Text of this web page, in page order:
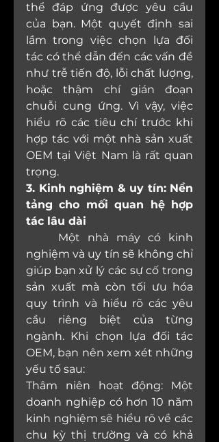
thể đáp ứng được yêu cầu
của bạn. Một quyết định sai
lầm trong việc chọn lựa đối
tác có thể dẫn đến các vấn đề
như trễ tiến độ, lỗi chất lượng,
hoặc thậm chí gián đoạn
chuỗi cung ứng. Vì vậy, việc
hiểu rõ các tiêu chí trước khi
hợp tác với một nhà sản xuất
OEM tại Việt Nam là rất quan
trọng.
3. Kinh nghiệm & uy tín: Nền
tảng cho mối quan hệ hợp
tác lâu dài
nghiệm và uy tín sẽ không chỉ
giúp bạn xử lý các sự cố trong
sản xuất mà còn tối ưu hóa
quy trình và hiểu rõ các yêu
cầu riêng biệt của từng
ngành. Khi chọn lựa đối tác
OEM, bạn nên xem xét những
yếu tố sau:
Thâm niên hoạt động: Một
doanh nghiệp có hơn 10 năm
kinh nghiệm sẽ hiểu rõ về các
chu kỳ thị trường và có khả